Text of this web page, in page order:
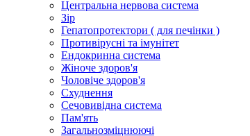
Центральна нервова система
Зір
Гепатопротектори ( для печінки )
Противірусні та імунітет
Ендокринна система
Жіноче здоров'я
Чоловіче здоров'я
Схуднення
Сечовивідна система
Пам'ять
Загальнозміцнюючі